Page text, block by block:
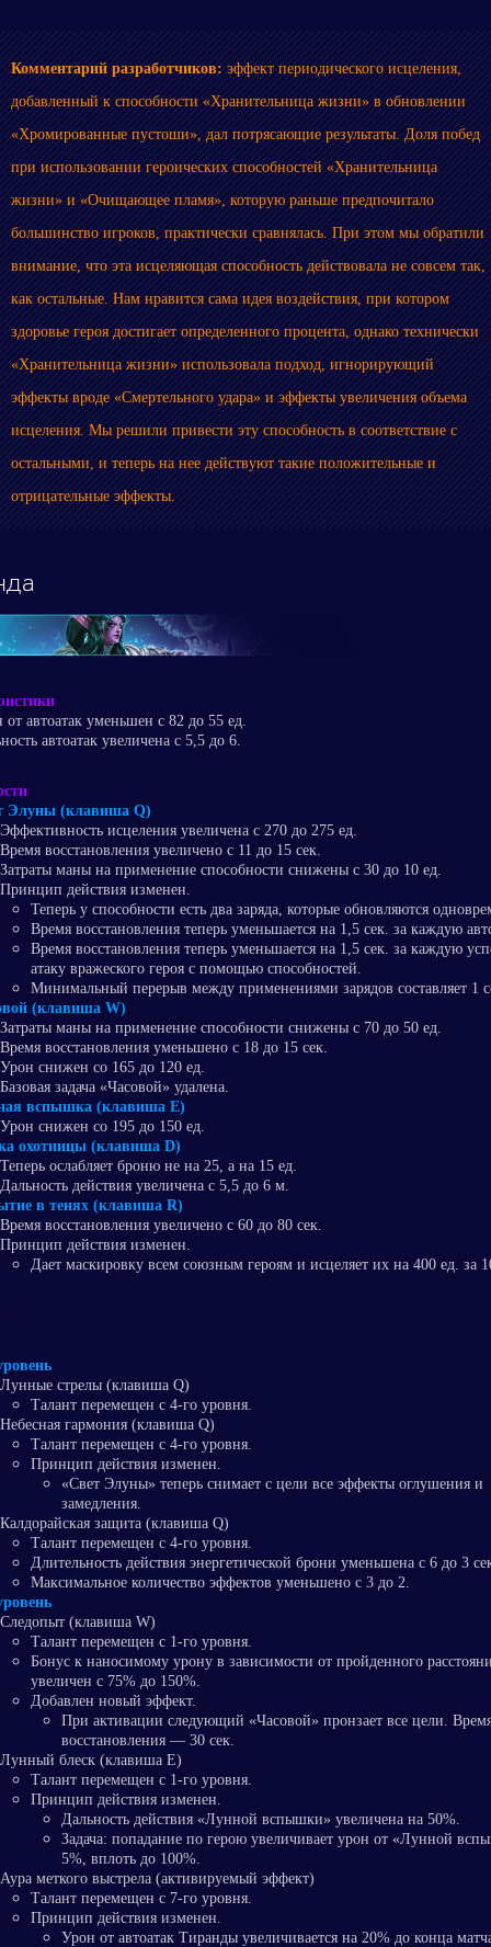
Комментарий разработчиков: эффект периодического исцеления,
добавленный к способности «Хранительница жизни» в обновлении
«Хромированные пустоши», дал потрясающие результаты. Доля побед
при использовании героических способностей «Хранительница
жизни» и «Очищающее пламя», которую раньше предпочитало
большинство игроков, практически сравнялась. При этом мы обратили
внимание, что эта исцеляющая способность действовала не совсем так,
как остальные. Нам нравится сама идея воздействия, при котором
здоровье героя достигает определенного процента, однако технически
«Хранительница жизни» использовала подход, игнорирующий
эффекты вроде «Смертельного удара» и эффекты увеличения объема
исцеления. Мы решили привести эту способность в соответствие с
остальными, и теперь на нее действуют такие положительные и
отрицательные эффекты.
от автоатак уменьшен с 82 до 55 ед.
автоатак увеличена с 5,5 до 6.
Элуны (клавиша Q)
Эффективность исцеления увеличена с 270 до 275 ед.
Время восстановления увеличено с 11 до 15 сек.
Затраты маны на применение способности снижены с 30 до 10 ед.
Принцип действия изменен.
Теперь у способности есть два заряда, которые обновляются
Время восстановления теперь уменьшается на 1,5 сек. за каждую
Время восстановления теперь уменьшается на 1,5 сек. за каждую
атаку вражеского героя с помощью способностей.
Минимальный перерыв между применениями зарядов составляет 1
(клавиша W)
Затраты маны на применение способности снижены с 70 до 50 ед.
Время восстановления уменьшено с 18 до 15 сек.
Урон снижен со 165 до 120 ед.
Базовая задача «Часовой» удалена.
вспышка (клавиша E)
Урон снижен со 195 до 150 ед.
охотницы (клавиша D)
Теперь ослабляет броню не на 25, а на 15 ед.
Дальность действия увеличена с 5,5 до 6 м.
в тенях (клавиша R)
Время восстановления увеличено с 60 до 80 сек.
Принцип действия изменен.
Дает маскировку всем союзным героям и исцеляет их на 400 ед. за
Лунные стрелы (клавиша Q)
Талант перемещен с 4-го уровня.
Небесная гармония (клавиша Q)
Талант перемещен с 4-го уровня.
Принцип действия изменен.
«Свет Элуны» теперь снимает с цели все эффекты оглушения и
замедления.
Калдорайская защита (клавиша Q)
Талант перемещен с 4-го уровня.
Длительность действия энергетической брони уменьшена с 6 до 3
Максимальное количество эффектов уменьшено с 3 до 2.
Следопыт (клавиша W)
Талант перемещен с 1-го уровня.
Бонус к наносимому урону в зависимости от пройденного
увеличен с 75% до 150%.
Добавлен новый эффект.
При активации следующий «Часовой» пронзает все цели.
восстановления — 30 сек.
Лунный блеск (клавиша E)
Талант перемещен с 1-го уровня.
Принцип действия изменен.
Дальность действия «Лунной вспышки» увеличена на 50%.
Задача: попадание по герою увеличивает урон от «Лунной
5%, вплоть до 100%.
Аура меткого выстрела (активируемый эффект)
Талант перемещен с 7-го уровня.
Принцип действия изменен.
Урон от автоатак Тиранды увеличивается на 20% до конца